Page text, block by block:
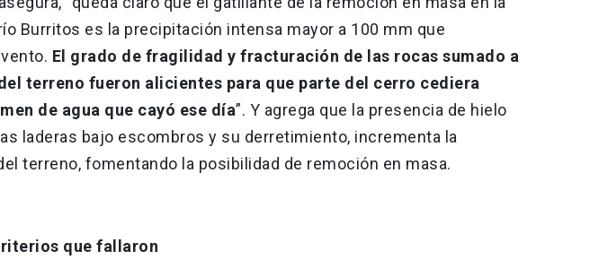
Burritos es la precipitación intensa mayor a 100 mm que
El grado de fragilidad y fracturación de las rocas sumado a
terreno fueron alicientes para que parte del cerro cediera
de agua que cayó ese día”. Y agrega que la presencia de hielo
laderas bajo escombros y su derretimiento, incrementa la
terreno, fomentando la posibilidad de remoción en masa.
que fallaron